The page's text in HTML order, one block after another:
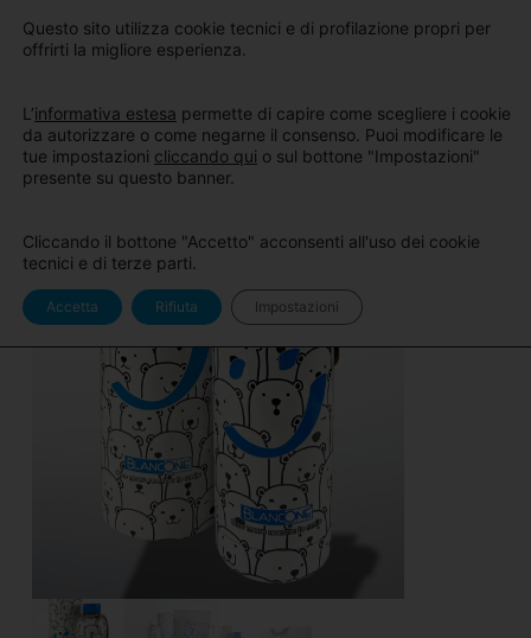
Sito
BlancOne
Area Pro
BlancOne
Questo sito utilizza cookie tecnici e di profilazione propri per
offrirti la migliore esperienza.
L’informativa estesa permette di capire come scegliere i cookie
da autorizzare o come negarne il consenso. Puoi modificare le
tue impostazioni cliccando qui o sul bottone "Impostazioni"
presente su questo banner.
Cliccando il bottone "Accetto" acconsenti all'uso dei cookie
tecnici e di terze parti.
Accetta Rifiuta Impostazioni